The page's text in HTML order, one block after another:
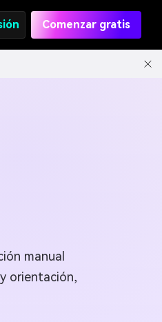
Comenzar gratis
manual
orientación,